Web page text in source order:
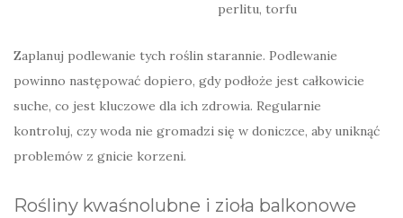
perlitu, torfu
Zaplanuj podlewanie tych roślin starannie. Podlewanie
powinno następować dopiero, gdy podłoże jest całkowicie
suche, co jest kluczowe dla ich zdrowia. Regularnie
kontroluj, czy woda nie gromadzi się w doniczce, aby uniknąć
problemów z gnicie korzeni.
Rośliny kwaśnolubne i zioła balkonowe